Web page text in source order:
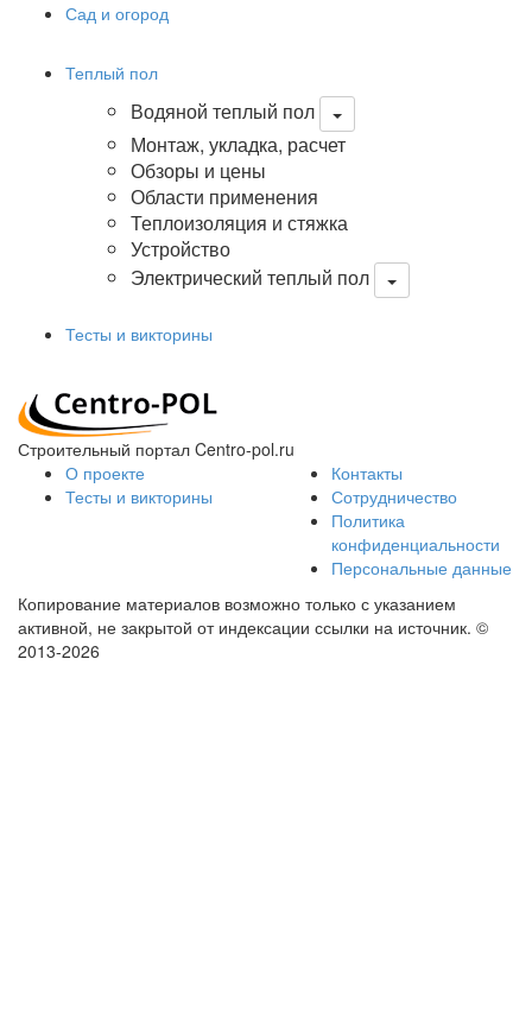
Сад и огород
Теплый пол
Водяной теплый пол
Монтаж, укладка, расчет
Обзоры и цены
Области применения
Теплоизоляция и стяжка
Устройство
Электрический теплый пол
Тесты и викторины
Строительный портал Centro-pol.ru
О проекте
Тесты и викторины
Контакты
Сотрудничество
Политика
конфиденциальности
Персональные данные
Копирование материалов возможно только с указанием
активной, не закрытой от индексации ссылки на источник. ©
2013-2026